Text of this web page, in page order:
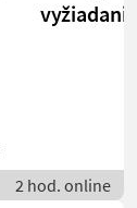
2 hod. online